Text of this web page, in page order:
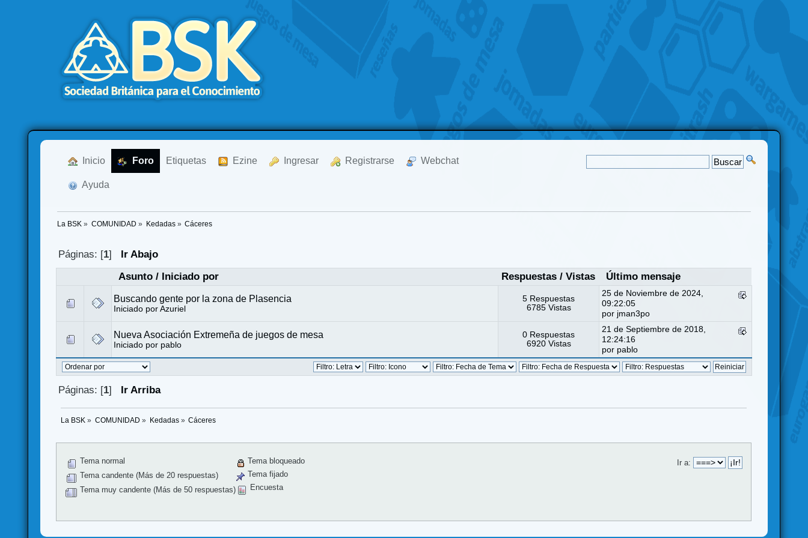
Inicio Foro Etiquetas Ezine Ingresar Registrarse Webchat
Ayuda
La BSK » COMUNIDAD » Kedadas» Cáceres
Páginas: [1]
Ir Abajo
Asunto/ Iniciado por Respuestas /Vistas Último mensaje
Buscando gente por la zona de Plasencia
Iniciado porAzuriel
5 Respuestas
6785 Vistas
25 de Noviembre de 2024,
09:22:05
por jman3po
Nueva Asociación Extremeña de juegos de mesa
Iniciado por pablo
0 Respuestas
6920 Vistas
21 de Septiembre de 2018,
12:24:16
por pablo
Páginas: [1] Ir Arriba
La BSK » COMUNIDAD » Kedadas» Cáceres
Ir a:
Tema normal
Tema candente (Más de 20 respuestas)
Tema muy candente (Más de 50 respuestas)
Tema bloqueado
Tema fijado
Encuesta